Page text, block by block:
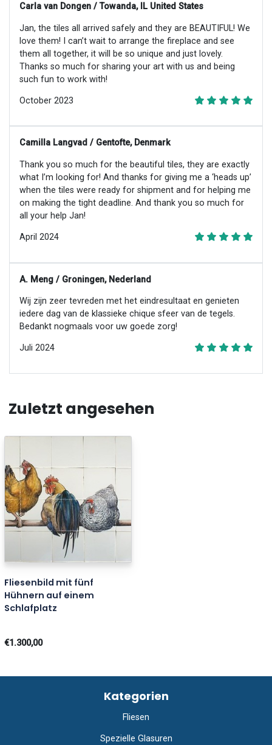
Carla van Dongen / Towanda, IL United States
Jan, the tiles all arrived safely and they are BEAUTIFUL! We
love them! I can’t wait to arrange the fireplace and see
them all together, it will be so unique and just lovely.
Thanks so much for sharing your art with us and being
such fun to work with!
October 2023
Camilla Langvad / Gentofte, Denmark
Thank you so much for the beautiful tiles, they are exactly
what I’m looking for! And thanks for giving me a ‘heads up’
when the tiles were ready for shipment and for helping me
on making the tight deadline. And thank you so much for
all your help Jan!
April 2024
A. Meng / Groningen, Nederland
Wij zijn zeer tevreden met het eindresultaat en genieten
iedere dag van de klassieke chique sfeer van de tegels.
Bedankt nogmaals voor uw goede zorg!
Juli 2024
Zuletzt angesehen
Fliesenbild mit fünf
Hühnern auf einem
Schlafplatz
€1.300,00
Kategorien
Fliesen
Spezielle Glasuren